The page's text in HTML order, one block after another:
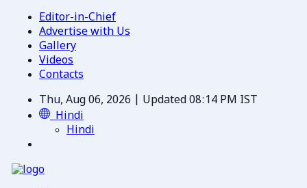
Editor-in-Chief
Advertise with Us
Gallery
Videos
Contacts
Thu, Aug 06, 2026 | Updated 08:14 PM IST
Hindi
Hindi